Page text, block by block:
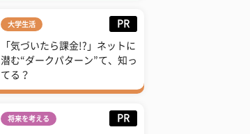
大学生活 PR
「気づいたら課金!?」ネットに
潜む“ダークパターン”て、知っ
てる？
将来を考える PR